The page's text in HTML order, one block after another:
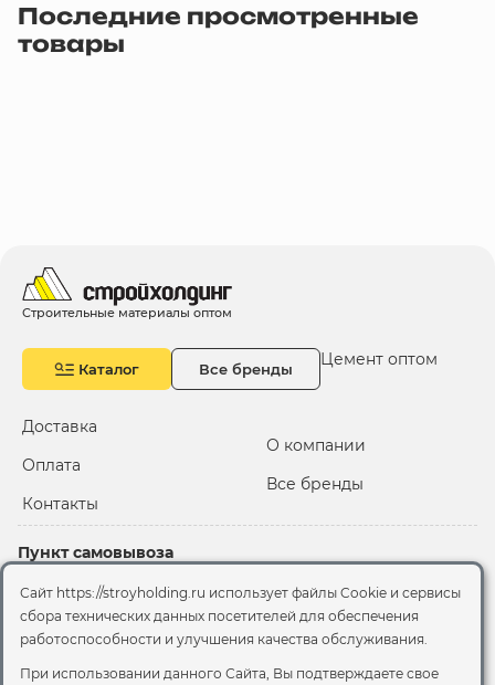
Последние просмотренные
товары
Строительные материалы оптом
Каталог Все бренды Цемент оптом
Доставка
Оплата
Контакты
О компании
Все бренды
Пункт самовывоза
2-й Иртышский проезд,
территория 2А стр.3
Офис
Сайт https://stroyholding.ru использует файлы Cookie и сервисы
сбора технических данных посетителей для обеспечения
работоспособности и улучшения качества обслуживания.
При использовании данного Сайта, Вы подтверждаете свое